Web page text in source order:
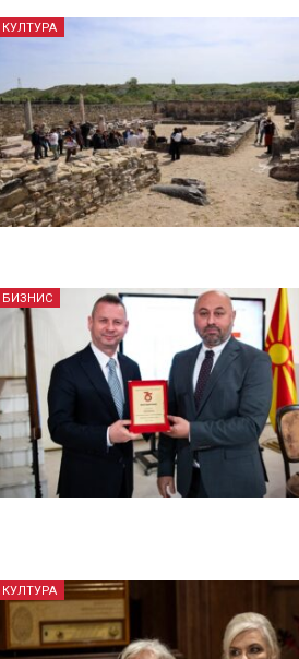
КУЛТУРА
БИЗНИС
КУЛТУРА